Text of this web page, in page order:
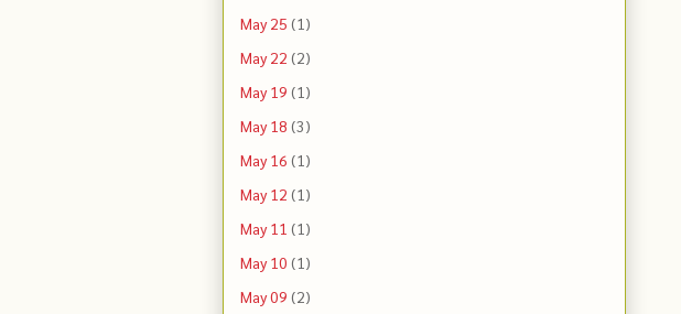
May 25 (1)
May 22 (2)
May 19 (1)
May 18 (3)
May 16 (1)
May 12 (1)
May 11 (1)
May 10 (1)
May 09 (2)